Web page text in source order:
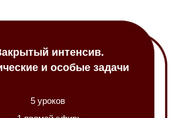
5 уроков
интенсив.
и особые задачи